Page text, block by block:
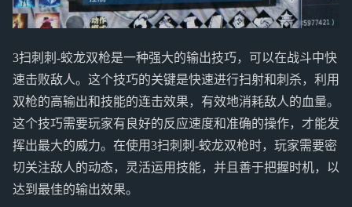
3扫刺刺-蛟龙双枪是一种强大的输出技巧，可以在战斗中快
速击败敌人。这个技巧的关键是快速进行扫射和刺杀，利用
双枪的高输出和技能的连击效果，有效地消耗敌人的血量。
这个技巧需要玩家有良好的反应速度和准确的操作，才能发
挥出最大的威力。在使用3扫刺刺-蛟龙双枪时，玩家需要密
切关注敌人的动态，灵活运用技能，并且善于把握时机，以
达到最佳的输出效果。